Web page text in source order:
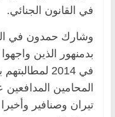
في القانون الجنائي.
وشارك حمدون في
بدمنهور الذين
في 2014
المحامين